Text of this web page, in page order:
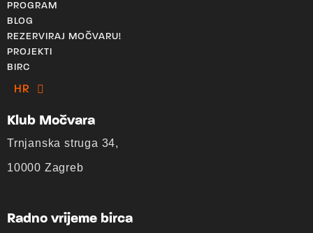
PROGRAM
BLOG
REZERVIRAJ MOČVARU!
PROJEKTI
BIRC
HR
EN
Klub Močvara
Trnjanska struga 34,
10000 Zagreb
Radno vrijeme birca